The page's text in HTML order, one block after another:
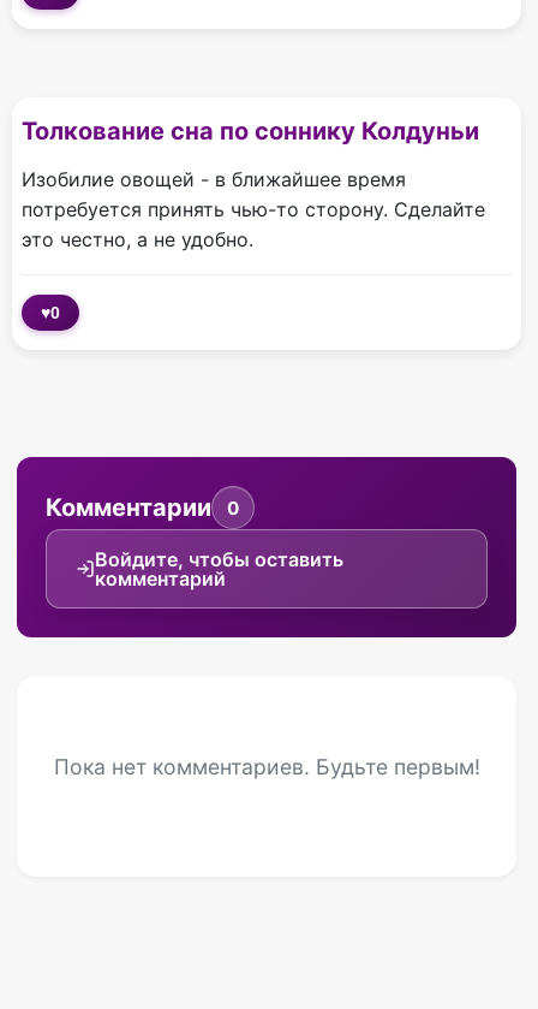
Толкование сна по соннику Колдуньи
Изобилие овощей - в ближайшее время
потребуется принять чью-то сторону. Сделайте
это честно, а не удобно.
♥0
Комментарии 0
Войдите, чтобы оставить
комментарий
Пока нет комментариев. Будьте первым!